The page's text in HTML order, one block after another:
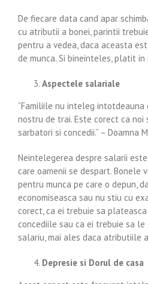
De fiecare data cand apar
cu atributii a bonei, parintii
pentru a vedea, daca aceasta
de munca. Si bineinteles, platit in
Aspectele salariale
“Familiile nu inteleg
nostru de trai. Este corect ca
sarbatori si concedii.” – Doamna
Neintelegerea despre salarii
care oamenii se despart. Bonele
pentru munca pe care o depun,
economiseasca sau nu stiu cu
corect, ca ei trebuie sa
concediile sau ca ei trebuie sa
salariu, mai ales daca atributiile
Depresie si Dorul de casa